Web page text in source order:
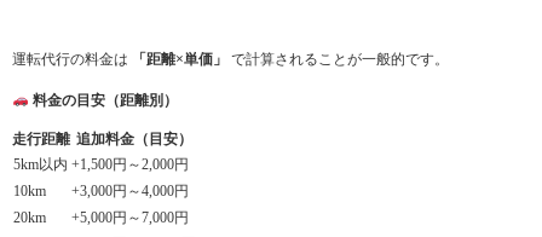
運転代行の料金は 「距離×単価」 で計算されることが一般的です。
料金の目安（距離別）
走行距離 追加料金（目安）
5km以内 +1,500円～2,000円
10km
+3,000円～4,000円
20km
+5,000円～7,000円